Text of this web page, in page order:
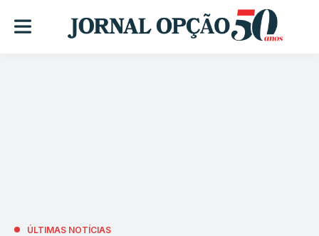
ÚLTIMAS NOTÍCIAS